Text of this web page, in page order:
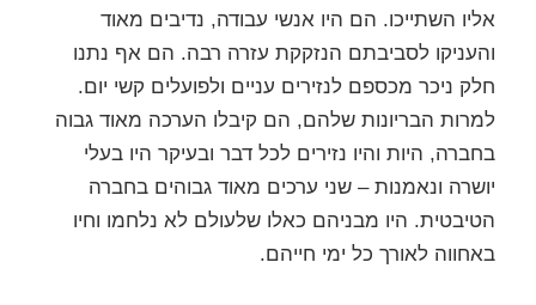
אליו השתייכו. הם היו אנשי עבודה, נדיבים מאוד
והעניקו לסביבתם הנזקקת עזרה רבה. הם אף נתנו
חלק ניכר מכספם לנזירים עניים ולפועלים קשי יום.
למרות הבריונות שלהם, הם קיבלו הערכה מאוד גבוה
בחברה, היות והיו נזירים לכל דבר ובעיקר היו בעלי
יושרה ונאמנות – שני ערכים מאוד גבוהים בחברה
הטיבטית. היו מבניהם כאלו שלעולם לא נלחמו וחיו
באחווה לאורך כל ימי חייהם.